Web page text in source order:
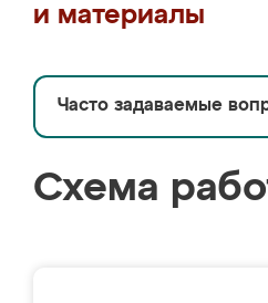
и материалы
Часто задаваемые
Схема